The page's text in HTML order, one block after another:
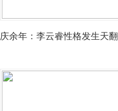
庆余年：李云睿性格发生天翻